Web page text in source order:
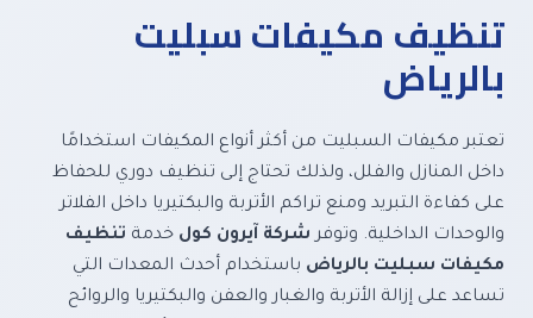
تنظيف مكيفات سبليت
بالرياض
تعتبر مكيفات السبليت من أكثر أنواع المكيفات استخدامًا
داخل المنازل والفلل، ولذلك تحتاج إلى تنظيف دوري للحفاظ
على كفاءة التبريد ومنع تراكم الأتربة والبكتيريا داخل الفلاتر
والوحدات الداخلية. وتوفر شركة آيرون كول خدمة تنظيف
مكيفات سبليت بالرياض باستخدام أحدث المعدات التي
تساعد على إزالة الأتربة والغبار والعفن والبكتيريا والروائح